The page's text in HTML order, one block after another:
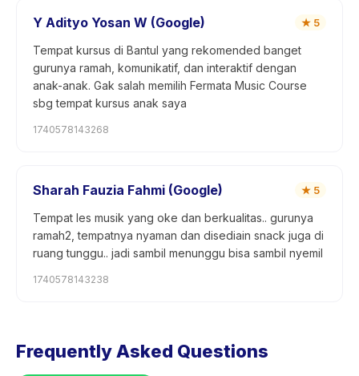
Y Adityo Yosan W (Google) ★ 5
Tempat kursus di Bantul yang rekomended banget
gurunya ramah, komunikatif, dan interaktif dengan
anak-anak. Gak salah memilih Fermata Music Course
sbg tempat kursus anak saya
1740578143268
Sharah Fauzia Fahmi (Google) ★ 5
Tempat les musik yang oke dan berkualitas.. gurunya
ramah2, tempatnya nyaman dan disediain snack juga di
ruang tunggu.. jadi sambil menunggu bisa sambil nyemil
1740578143238
Frequently Asked Questions